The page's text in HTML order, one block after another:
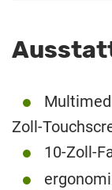
Zoll-
10-Zoll-